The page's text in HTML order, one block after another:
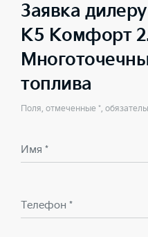
Заявка
K5 Комфорт
топлива
Поля, отмеченные *,
Имя *
Телефон *